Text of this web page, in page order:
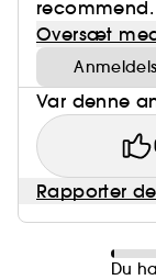
recommend.
Oversæt
Var denne
Rapporter
Du